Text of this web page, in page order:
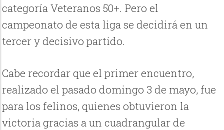
categoría Veteranos 50+. Pero el
campeonato de esta liga se decidirá en un
tercer y decisivo partido.
Cabe recordar que el primer encuentro,
realizado el pasado domingo 3 de mayo, fue
para los felinos, quienes obtuvieron la
victoria gracias a un cuadrangular de